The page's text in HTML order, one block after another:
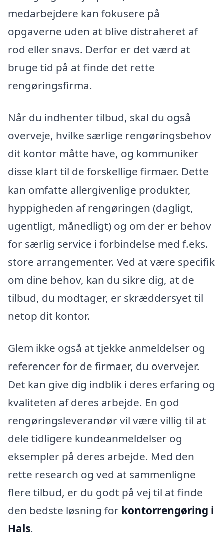
medarbejdere kan fokusere på
opgaverne uden at blive distraheret af
rod eller snavs. Derfor er det værd at
bruge tid på at finde det rette
rengøringsfirma.
Når du indhenter tilbud, skal du også
overveje, hvilke særlige rengøringsbehov
dit kontor måtte have, og kommuniker
disse klart til de forskellige firmaer. Dette
kan omfatte allergivenlige produkter,
hyppigheden af rengøringen (dagligt,
ugentligt, månedligt) og om der er behov
for særlig service i forbindelse med f.eks.
store arrangementer. Ved at være specifik
om dine behov, kan du sikre dig, at de
tilbud, du modtager, er skræddersyet til
netop dit kontor.
Glem ikke også at tjekke anmeldelser og
referencer for de firmaer, du overvejer.
Det kan give dig indblik i deres erfaring og
kvaliteten af deres arbejde. En god
rengøringsleverandør vil være villig til at
dele tidligere kundeanmeldelser og
eksempler på deres arbejde. Med den
rette research og ved at sammenligne
flere tilbud, er du godt på vej til at finde
den bedste løsning for kontorrengøring i
Hals.